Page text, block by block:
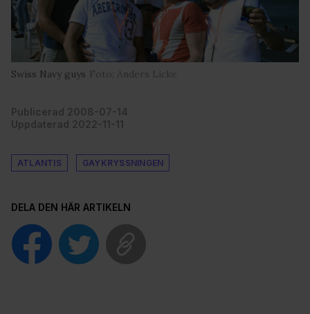
Swiss Navy guys Foto: Anders Licke
Publicerad 2008-07-14
Uppdaterad 2022-11-11
ATLANTIS GAYKRYSSNINGEN
DELA DEN HÄR ARTIKELN